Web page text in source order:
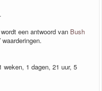
een antwoord van Bush
waarderingen.
1 dagen, 21 uur, 5